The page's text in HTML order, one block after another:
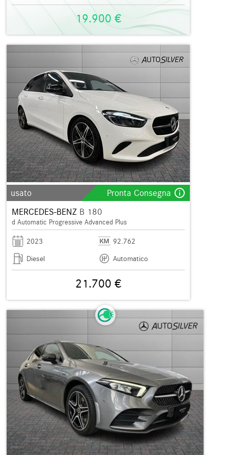
19.900 €
usato Pronta Consegna info_outline
MERCEDES-BENZ B 180
d Automatic Progressive Advanced Plus
2023
92.762
Diesel
Automatico
21.700 €